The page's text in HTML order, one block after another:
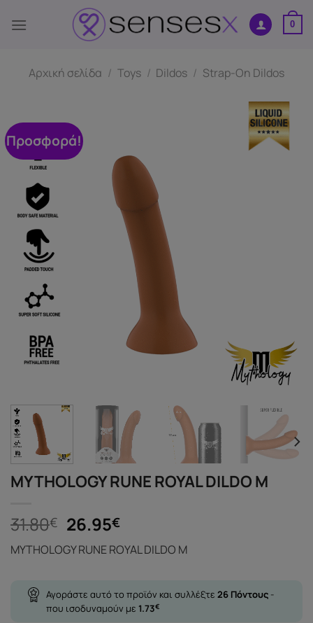
στο
0
Αρχική σελίδα / Toys / Dildos / Strap-Οn Dildos
Προσφορά!
MYTHOLOGY RUNE ROYAL DILDO M
31.80€ Original
price
was:
26.95€Η
τρέχουσα
τιμή
26.95€.
MYTHOLOGY RUNE ROYAL DILDO M
Αγοράστε αυτό το προϊόν και συλλέξτε 26 Πόντους -
που ισοδυναμούν με 1.73€